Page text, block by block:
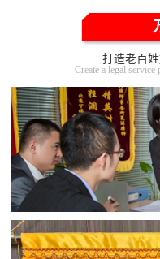
打造老百
Create a legal